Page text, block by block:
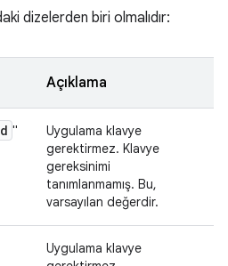
dizelerden biri olmalıdır:
Açıklama
"
Uygulama klavye
gerektirmez. Klavye
gereksinimi
tanımlanmamış. Bu,
varsayılan değerdir.
Uygulama klavye